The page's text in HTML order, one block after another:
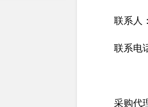
联系人
联系电
采购代